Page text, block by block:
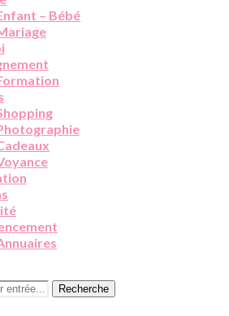
– Bébé
Recherche